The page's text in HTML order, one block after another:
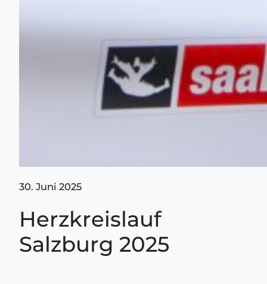
30. Juni 2025
Herzkreislauf
Salzburg 2025